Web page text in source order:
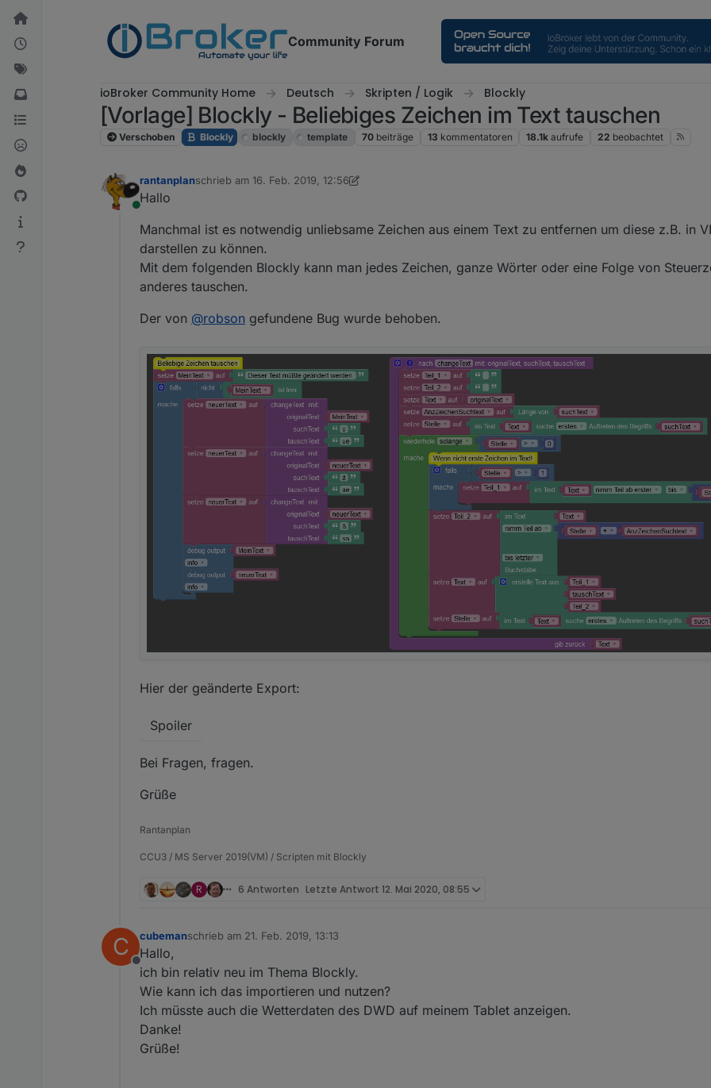
Weiter zum Inhalt
Community Forum
ioBroker Community Home Deutsch Skripten / Logik Blockly
[Vorlage] Blockly - Beliebiges Zeichen im Text tauschen
Verschoben Blockly blockly template 70 beiträge 13 kommentatoren 18.1k aufrufe 22 beobachtet
Online
rantanplanschrieb am 16. Feb. 2019, 12:56
zuletzt editiert von rantanplan8. Okt. 2021, 11:06
Hallo
Manchmal ist es notwendig unliebsame Zeichen aus einem Text zu entfernen um diese z.B. in
darstellen zu können.
Mit dem folgenden Blockly kann man jedes Zeichen, ganze Wörter oder eine Folge von
anderes tauschen.
Der von @robson gefundene Bug wurde behoben.
Hier der geänderte Export:
Spoiler
Bei Fragen, fragen.
Grüße
Rantanplan
CCU3 / MS Server 2019(VM) / Scripten mit Blockly
R 6 Antworten Letzte Antwort 12. Mai 2020, 08:55
C
Offline
cubemanschrieb am 21. Feb. 2019, 13:13
zuletzt editiert von
Hallo,
ich bin relativ neu im Thema Blockly.
Wie kann ich das importieren und nutzen?
Ich müsste auch die Wetterdaten des DWD auf meinem Tablet anzeigen.
Danke!
Grüße!